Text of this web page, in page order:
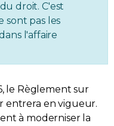
droit. C'est
sont pas les
l'affaire
le Règlement sur
entrera en vigueur.
à moderniser la